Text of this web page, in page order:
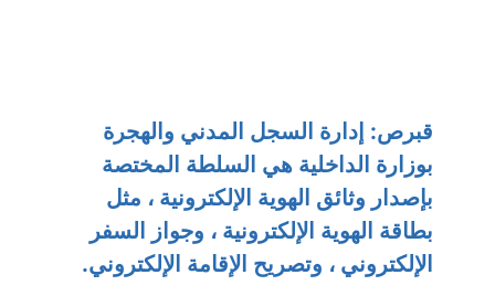
قبرص: إدارة السجل المدني والهجرة
بوزارة الداخلية هي السلطة المختصة
بإصدار وثائق الهوية الإلكترونية ، مثل
بطاقة الهوية الإلكترونية ، وجواز السفر
الإلكتروني ، وتصريح الإقامة الإلكتروني.